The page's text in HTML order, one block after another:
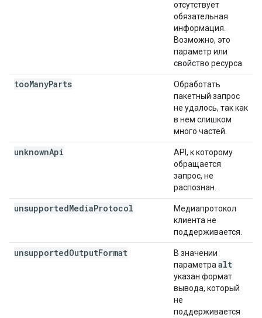
отсутствует
обязательная
информация.
Возможно, это
параметр или
свойство ресурса.
tooManyParts
Обработать
пакетный запрос
не удалось, так как
в нем слишком
много частей.
unknownApi
API, к которому
обращается
запрос, не
распознан.
unsupportedMediaProtocol
Медиапротокол
клиента не
поддерживается.
unsupportedOutputFormat
В значении
параметра alt
указан формат
вывода, который
не
поддерживается